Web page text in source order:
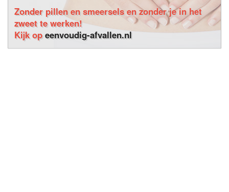
Zonder pillen en smeersels en zonder je in het
zweet te werken!
Kijk opeenvoudig-afvallen.nl